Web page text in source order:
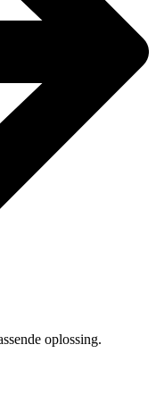
oplossing.